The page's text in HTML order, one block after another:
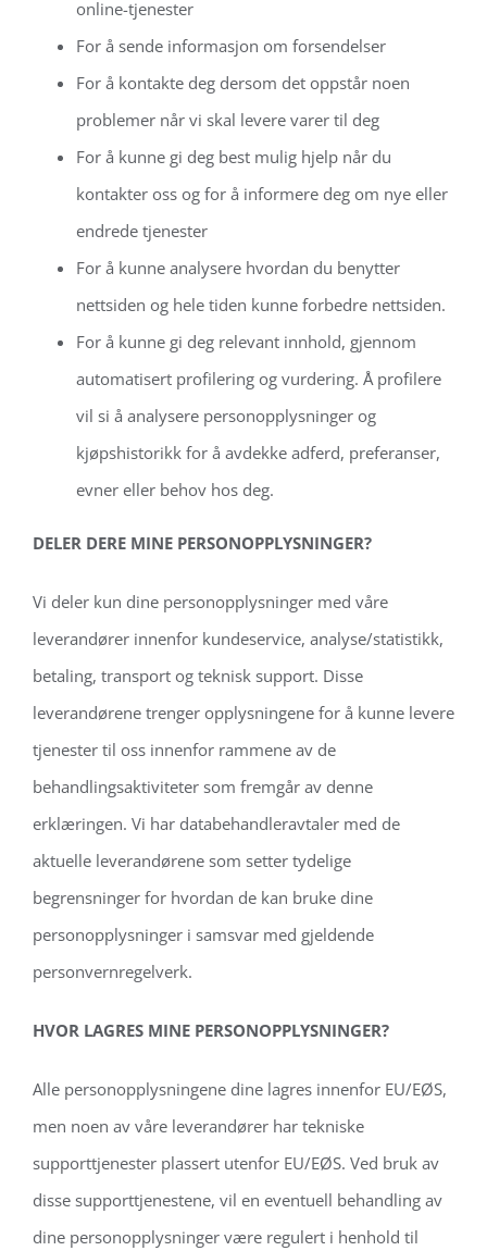
online-tjenester
For å sende informasjon om forsendelser
For å kontakte deg dersom det oppstår noen
problemer når vi skal levere varer til deg
For å kunne gi deg best mulig hjelp når du
kontakter oss og for å informere deg om nye eller
endrede tjenester
For å kunne analysere hvordan du benytter
nettsiden og hele tiden kunne forbedre nettsiden.
For å kunne gi deg relevant innhold, gjennom
automatisert profilering og vurdering. Å profilere
vil si å analysere personopplysninger og
kjøpshistorikk for å avdekke adferd, preferanser,
evner eller behov hos deg.
DELER DERE MINE PERSONOPPLYSNINGER?
Vi deler kun dine personopplysninger med våre
leverandører innenfor kundeservice, analyse/statistikk,
betaling, transport og teknisk support. Disse
leverandørene trenger opplysningene for å kunne levere
tjenester til oss innenfor rammene av de
behandlingsaktiviteter som fremgår av denne
erklæringen. Vi har databehandleravtaler med de
aktuelle leverandørene som setter tydelige
begrensninger for hvordan de kan bruke dine
personopplysninger i samsvar med gjeldende
personvernregelverk.
HVOR LAGRES MINE PERSONOPPLYSNINGER?
Alle personopplysningene dine lagres innenfor EU/EØS,
men noen av våre leverandører har tekniske
supporttjenester plassert utenfor EU/EØS. Ved bruk av
disse supporttjenestene, vil en eventuell behandling av
dine personopplysninger være regulert i henhold til